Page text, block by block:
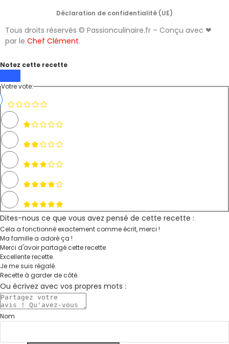
Déclaration de confidentialité (UE)
Tous droits réservés © Passionculinaire.fr – Conçu avec ❤
par le Chef Clément.
Notez cette recette
Votre vote:
Dites-nous ce que vous avez pensé de cette recette :
Cela a fonctionné exactement comme écrit, merci !
Ma famille a adoré ça !
Merci d'avoir partagé cette recette
Excellente recette.
Je me suis régalé.
Recette à garder de côté.
Ou écrivez avec vos propres mots :
Nom